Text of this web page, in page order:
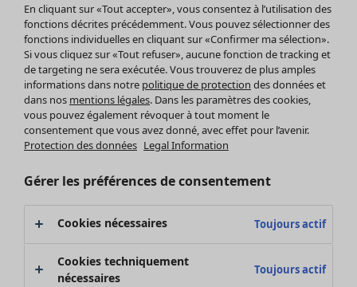
Leggings et collants
Accessoires
Chaussures
Vêtements de bain
Basics
Soldes Mobilier
Bonnes affaires déco
Décoration
Textiles
Tapis
Éponge
En cliquant sur «Tout accepter», vous consentez à l’utilisation des
fonctions décrites précédemment. Vous pouvez sélectionner des
fonctions individuelles en cliquant sur «Confirmer ma sélection».
Si vous cliquez sur «Tout refuser», aucune fonction de tracking et
de targeting ne sera exécutée. Vous trouverez de plus amples
informations dans notre politique de protection des données et
dans nos mentions légales. Dans les paramètres des cookies,
vous pouvez également révoquer à tout moment le
consentement que vous avez donné, avec effet pour l’avenir.
Protection des données Legal Information
Gérer les préférences de consentement
Cookies nécessaires Toujours actif
Cookies techniquement
nécessaires
Toujours actif